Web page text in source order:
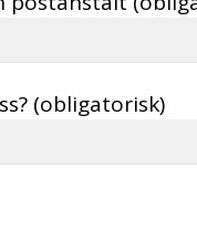
(obligatorisk)